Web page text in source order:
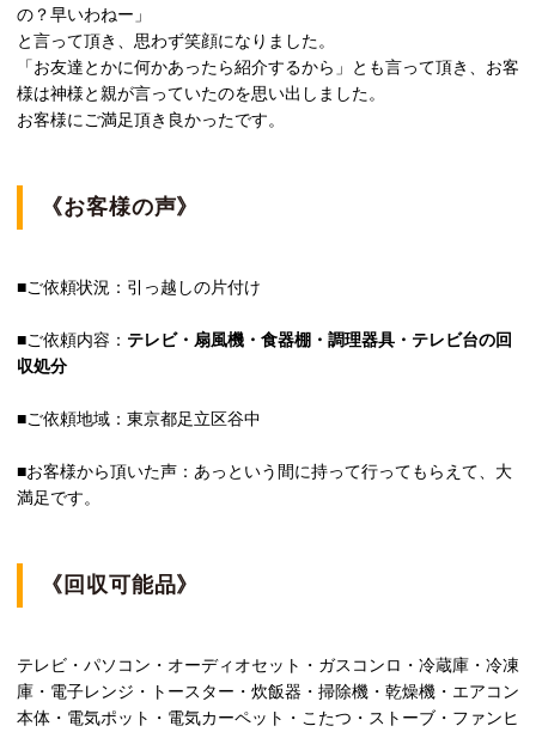
の？早いわねー」
と言って頂き、思わず笑顔になりました。
「お友達とかに何かあったら紹介するから」とも言って頂き、お客
様は神様と親が言っていたのを思い出しました。
お客様にご満足頂き良かったです。
《お客様の声》
■ご依頼状況：引っ越しの片付け
■ご依頼内容： テレビ・扇風機・食器棚・調理器具・テレビ台の回
収処分
■ご依頼地域：東京都足立区谷中
■お客様から頂いた声：あっという間に持って行ってもらえて、大
満足です。
《回収可能品》
テレビ・パソコン・オーディオセット・ガスコンロ・冷蔵庫・冷凍
庫・電子レンジ・トースター・炊飯器・掃除機・乾燥機・エアコン
本体・電気ポット・電気カーペット・こたつ・ストーブ・ファンヒ